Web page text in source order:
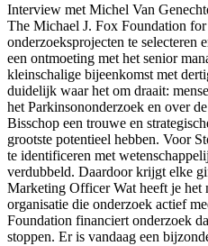
Interview met Michel Van
The Michael J. Fox Foundation
onderzoeksprojecten te
een ontmoeting met het senior
kleinschalige bijeenkomst met
duidelijk waar het om draait:
het Parkinsononderzoek en over
Bisschop een trouwe en
grootste potentieel hebben. Voor
te identificeren met
verdubbeld. Daardoor krijgt elke
Marketing Officer Wat heeft je het
organisatie die onderzoek actief
Foundation financiert onderzoek
stoppen. Er is vandaag een